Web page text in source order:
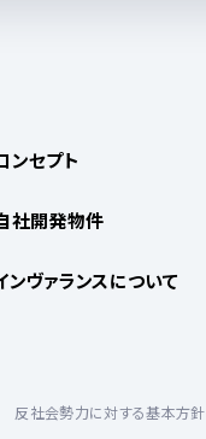
ンセプト
社開発物件
ンヴァランスについて
反社会勢力に対する基本方針